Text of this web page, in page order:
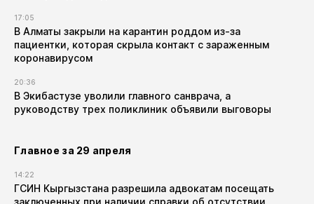
17:05
В Алматы закрыли на карантин роддом из-за
пациентки, которая скрыла контакт с зараженным
коронавирусом
20:36
В Экибастузе уволили главного санврача, а
руководству трех поликлиник объявили выговоры
Главное за 29 апреля
14:22
ГСИН Кыргызстана разрешила адвокатам посещать
заключенных при наличии справки об отсутствии